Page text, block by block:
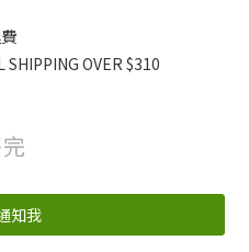
OVER $310
知我